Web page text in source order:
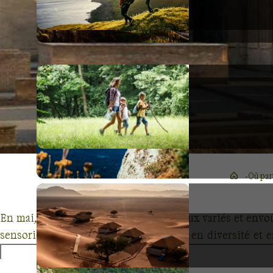
Où
En mai, le monde s'éveille sous des cieux variés et
sensoriel à travers des contrées riches en diversité et
randonnée révèle des paysages féeriques et des
une expérience mêlant charme et mystère. Explorez